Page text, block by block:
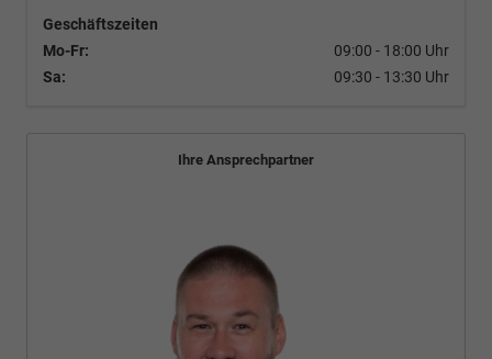
Geschäftszeiten
Mo-Fr:
09:00 - 18:00 Uhr
Sa:
09:30 - 13:30 Uhr
Ihre Ansprechpartner